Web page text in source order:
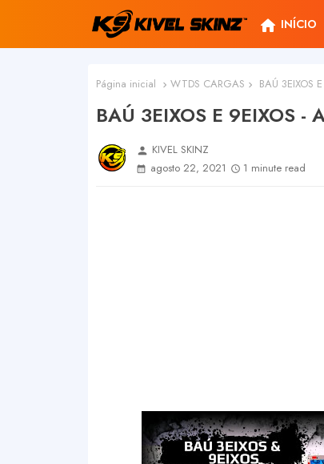
home INÍCIO
Página inicial WTDS CARGAS BAÚ 3EIXOS
BAÚ 3EIXOS E 9EIXOS -
person KIVEL SKINZ
agosto 22, 2021
1 minute read